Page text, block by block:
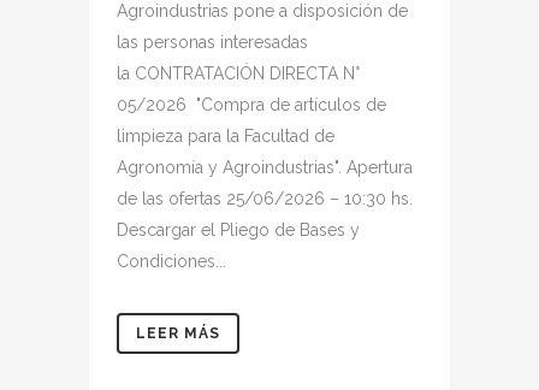
Agroindustrias pone a disposición de
las personas interesadas
la CONTRATACIÓN DIRECTA N°
05/2026 "Compra de artículos de
limpieza para la Facultad de
Agronomía y Agroindustrias". Apertura
de las ofertas 25/06/2026 – 10:30 hs.
Descargar el Pliego de Bases y
Condiciones...
LEER MÁS